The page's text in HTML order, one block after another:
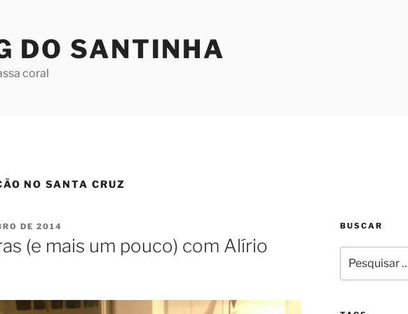
DO SANTINHA
coral
NO SANTA CRUZ
DE 2014
(e mais um pouco) com Alírio
BUSCAR
por: